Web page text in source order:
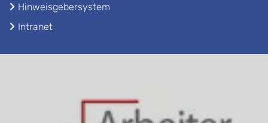
Hinweisgebersystem
Intranet